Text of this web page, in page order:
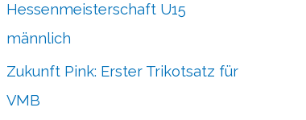
h
:
Hessenmeisterschaft U15
männlich
Zukunft Pink: Erster Trikotsatz für
VMB